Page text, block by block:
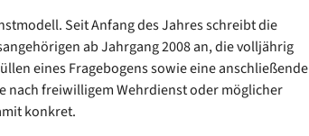
Seit Anfang des Jahres schreibt die
ab Jahrgang 2008 an, die volljährig
eines Fragebogens sowie eine anschließende
nach freiwilligem Wehrdienst oder möglicher
konkret.